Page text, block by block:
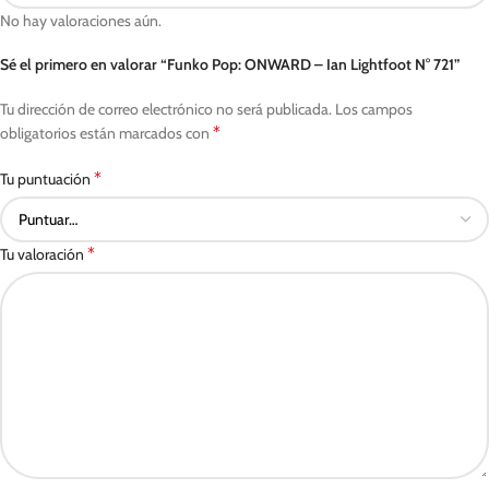
No hay valoraciones aún.
Sé el primero en valorar “Funko Pop: ONWARD – Ian Lightfoot N° 721”
Tu dirección de correo electrónico no será publicada. Los campos
obligatorios están marcados con *
Tu puntuación *
Tu valoración *